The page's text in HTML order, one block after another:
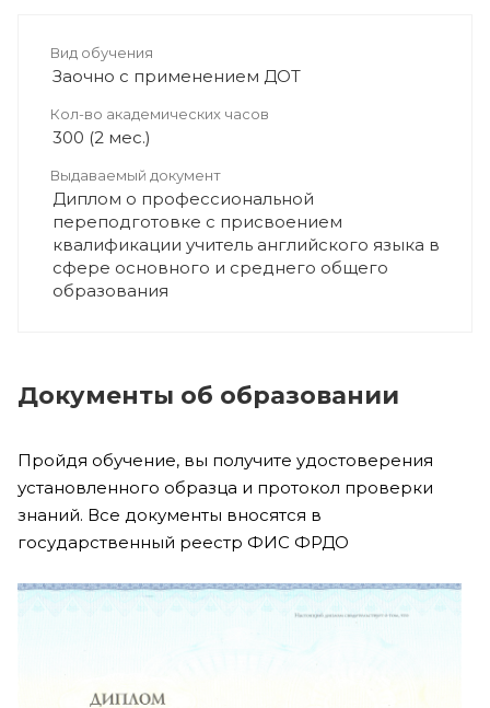
Вид обучения
Заочно с применением ДОТ
Кол-во академических часов
300 (2 мес.)
Выдаваемый документ
Диплом о профессиональной
переподготовке с присвоением
квалификации учитель английского языка в
сфере основного и среднего общего
образования
Документы об образовании
Пройдя обучение, вы получите удостоверения
установленного образца и протокол проверки
знаний. Все документы вносятся в
государственный реестр ФИС ФРДО